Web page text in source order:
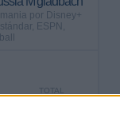
por Disney+
ESPN,
TOTAL